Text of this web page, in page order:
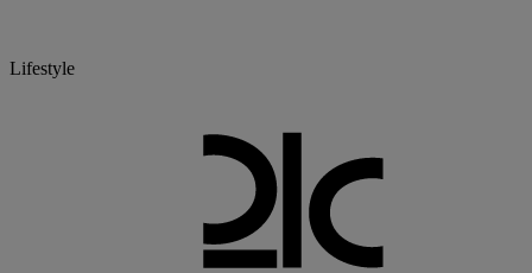
Lifestyle